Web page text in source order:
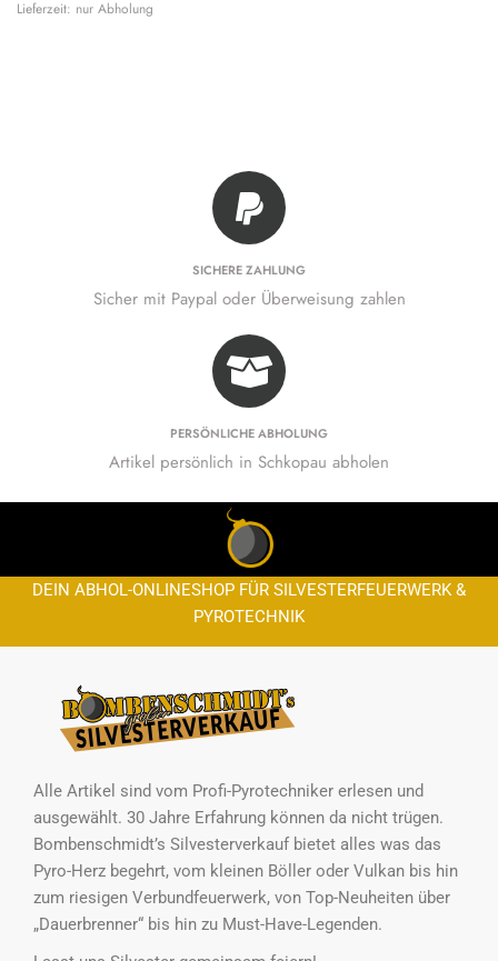
Lieferzeit: nur Abholung
SICHERE ZAHLUNG
Sicher mit Paypal oder Überweisung zahlen
PERSÖNLICHE ABHOLUNG
Artikel persönlich in Schkopau abholen
DEIN ABHOL-ONLINESHOP FÜR SILVESTERFEUERWERK &
PYROTECHNIK
Alle Artikel sind vom Profi-Pyrotechniker erlesen und
ausgewählt. 30 Jahre Erfahrung können da nicht trügen.
Bombenschmidt’s Silvesterverkauf bietet alles was das
Pyro-Herz begehrt, vom kleinen Böller oder Vulkan bis hin
zum riesigen Verbundfeuerwerk, von Top-Neuheiten über
„Dauerbrenner“ bis hin zu Must-Have-Legenden.